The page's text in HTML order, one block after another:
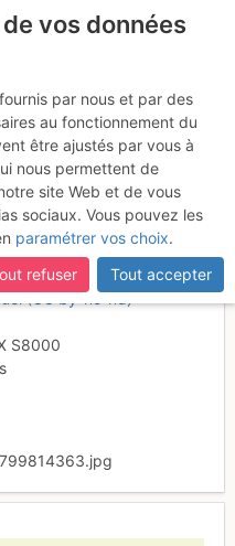
sur
(CC by-nc-nd)
S8000
s
vos données
par nous et par des
au fonctionnement du
être ajustés par vous à
nous permettent de
site Web et de vous
sociaux. Vous pouvez les
paramétrer vos choix.
refuser
Tout accepter